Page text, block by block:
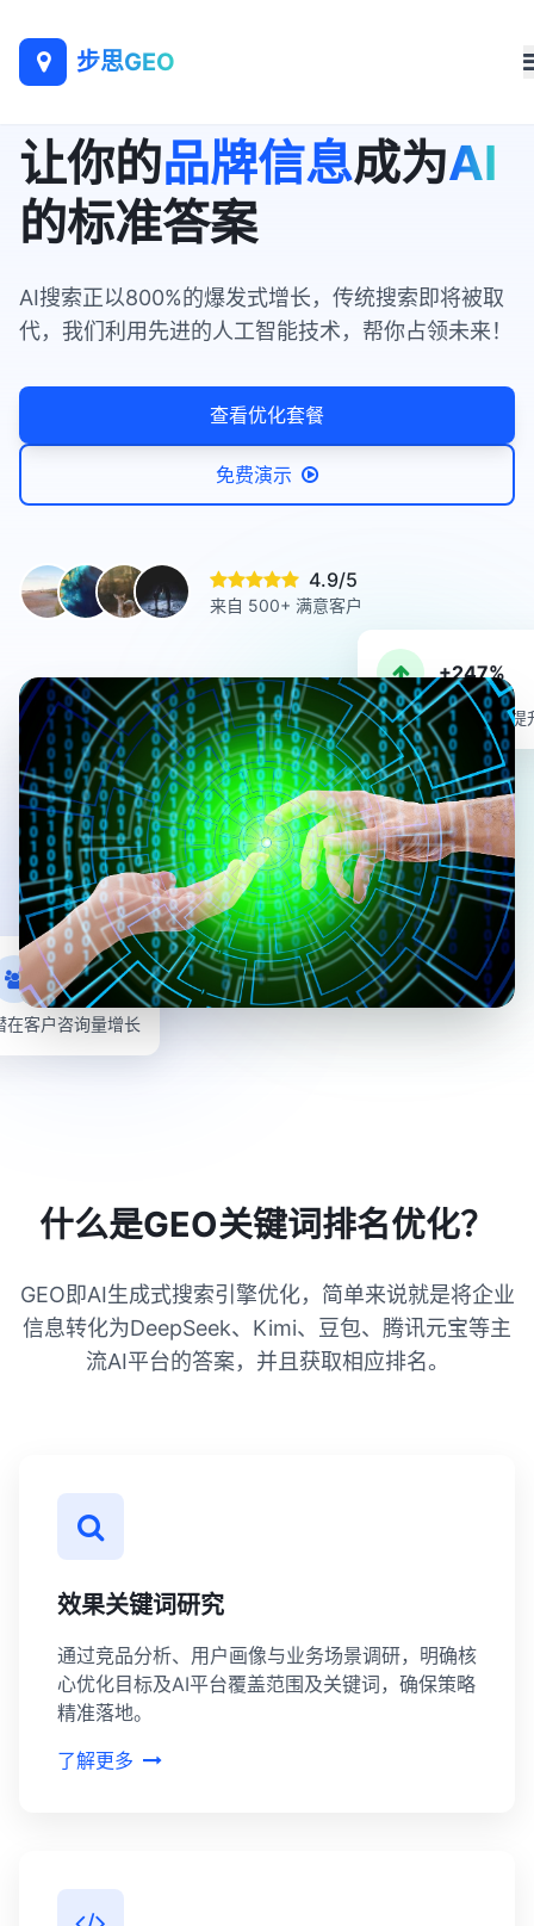
步思GEO
让你的品牌信息成为AI
的标准答案
AI搜索正以800%的爆发式增长，传统搜索即将被取
代，我们利用先进的人工智能技术，帮你占领未来！
查看优化套餐
免费演示
4.9/5
来自 500+ 满意客户
排名提升 83%
+247%
本地搜索流量平均提
+189%
在客户咨询量增长
什么是GEO关键词排名优化？
GEO即AI生成式搜索引擎优化，简单来说就是将企业
信息转化为DeepSeek、Kimi、豆包、腾讯元宝等主
流AI平台的答案，并且获取相应排名。
效果关键词研究
通过竞品分析、用户画像与业务场景调研，明确核
心优化目标及AI平台覆盖范围及关键词，确保策略
精准落地。
了解更多